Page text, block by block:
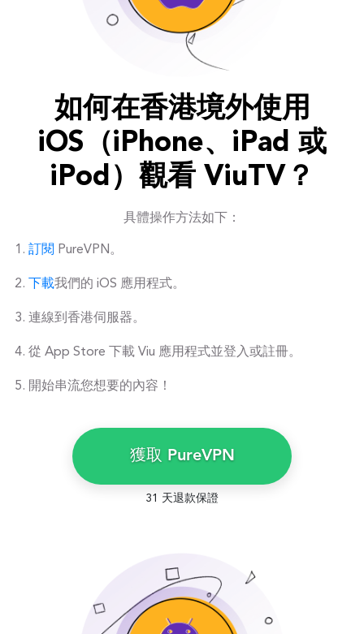
如何在香港境外使用
iOS（iPhone、iPad 或
iPod）觀看 ViuTV？
具體操作方法如下：
訂閱 PureVPN。
下載我們的 iOS 應用程式。
連線到香港伺服器。
從 App Store 下載 Viu 應用程式並登入或註冊。
開始串流您想要的內容！
獲取 PureVPN
31 天退款保證